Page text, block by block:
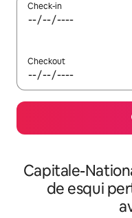
Check-in
Checkout
Capitale-
de esqui